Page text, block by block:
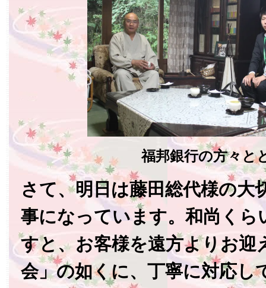
福邦銀行の方々と
さて、明日は藤田総代様の大
事になっています。和尚くら
すと、お客様を遠方よりお迎
会」の如くに、丁寧に対応し